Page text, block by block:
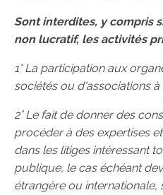
Sont interdites, y compris
non lucratif, les activités
1° La participation aux
sociétés ou d'associations
2° Le fait de donner des
procéder à des expertises
dans les litiges intéressant
publique, le cas échéant
étrangère ou internationale,